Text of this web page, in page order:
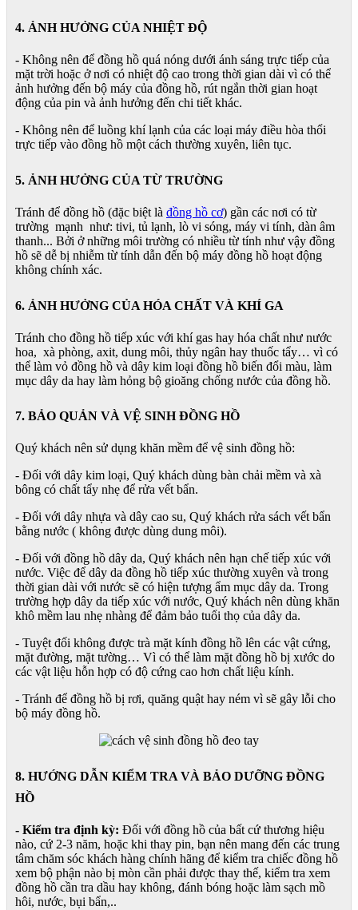
4. ẢNH HƯỞNG CỦA NHIỆT ĐỘ
- Không nên để đồng hồ quá nóng dưới ánh sáng trực tiếp của
mặt trời hoặc ở nơi có nhiệt độ cao trong thời gian dài vì có thể
ảnh hưởng đến bộ máy của đồng hồ, rút ngắn thời gian hoạt
động của pin và ảnh hưởng đến chi tiết khác.
- Không nên để luồng khí lạnh của các loại máy điều hòa thổi
trực tiếp vào đồng hồ một cách thường xuyên, liên tục.
5. ẢNH HƯỞNG CỦA TỪ TRƯỜNG
Tránh để đồng hồ (đặc biệt là đồng hồ cơ) gần các nơi có từ
trường mạnh như: tivi, tủ lạnh, lò vi sóng, máy vi tính, dàn âm
thanh... Bởi ở những môi trường có nhiều từ tính như vậy đồng
hồ sẽ dễ bị nhiễm từ tính dẫn đến bộ máy đồng hồ hoạt động
không chính xác.
6. ẢNH HƯỞNG CỦA HÓA CHẤT VÀ KHÍ GA
Tránh cho đồng hồ tiếp xúc với khí gas hay hóa chất như nước
hoa, xà phòng, axit, dung môi, thủy ngân hay thuốc tẩy… vì có
thể làm vỏ đồng hồ và dây kim loại đồng hồ biến đổi màu, làm
mục dây da hay làm hỏng bộ gioăng chống nước của đồng hồ.
7. BẢO QUẢN VÀ VỆ SINH ĐỒNG HỒ
Quý khách nên sử dụng khăn mềm để vệ sinh đồng hồ:
- Đối với dây kim loại, Quý khách dùng bàn chải mềm và xà
bông có chất tẩy nhẹ để rửa vết bẩn.
- Đối với dây nhựa và dây cao su, Quý khách rửa sách vết bẩn
bằng nước ( không được dùng dung môi).
- Đối với đồng hồ dây da, Quý khách nên hạn chế tiếp xúc với
nước. Việc để dây da đồng hồ tiếp xúc thường xuyên và trong
thời gian dài với nước sẽ có hiện tượng ẩm mục dây da. Trong
trường hợp dây da tiếp xúc với nước, Quý khách nên dùng khăn
khô mềm lau nhẹ nhàng để đảm bảo tuổi thọ của dây da.
- Tuyệt đối không được trà mặt kính đồng hồ lên các vật cứng,
mặt đường, mặt tường… Vì có thể làm mặt đồng hồ bị xước do
các vật liệu hỗn hợp có độ cứng cao hơn chất liệu kính.
- Tránh để đồng hồ bị rơi, quăng quật hay ném vì sẽ gây lỗi cho
bộ máy đồng hồ.
8. HƯỚNG DẪN KIỂM TRA VÀ BẢO DƯỠNG ĐỒNG
HỒ
- Kiểm tra định kỳ: Đối với đồng hồ của bất cứ thương hiệu
nào, cứ 2-3 năm, hoặc khi thay pin, bạn nên mang đến các trung
tâm chăm sóc khách hàng chính hãng để kiểm tra chiếc đồng hồ
xem bộ phận nào bị mòn cần phải được thay thế, kiểm tra xem
đồng hồ cần tra dầu hay không, đánh bóng hoặc làm sạch mồ
hôi, nước, bụi bẩn,..